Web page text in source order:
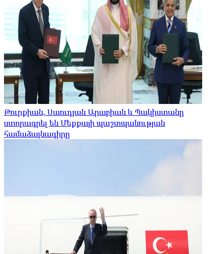
Թուրքիան, Սաուդյան Արաբիան և Պակիստանը
ստորագրել են Մեքքայի պաշտպանության
համաձայնագիրը